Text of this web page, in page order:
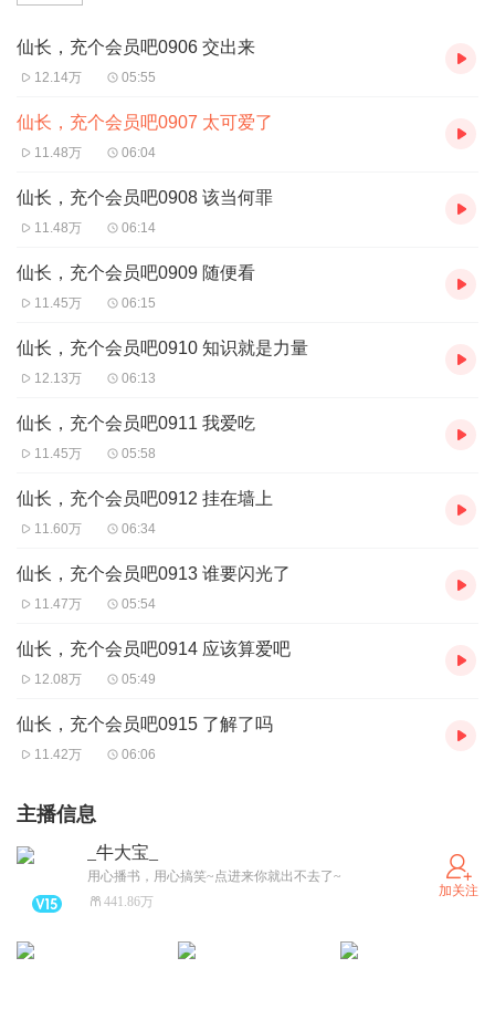
仙长，充个会员吧0906 交出来
12.14万 05:55
仙长，充个会员吧0907 太可爱了
11.48万 06:04
仙长，充个会员吧0908 该当何罪
11.48万 06:14
仙长，充个会员吧0909 随便看
11.45万 06:15
仙长，充个会员吧0910 知识就是力量
12.13万 06:13
仙长，充个会员吧0911 我爱吃
11.45万 05:58
仙长，充个会员吧0912 挂在墙上
11.60万 06:34
仙长，充个会员吧0913 谁要闪光了
11.47万 05:54
仙长，充个会员吧0914 应该算爱吧
12.08万 05:49
仙长，充个会员吧0915 了解了吗
11.42万 06:06
主播信息
_牛大宝_
用心播书，用心搞笑~点进来你就出不去了~
441.86万
加关注